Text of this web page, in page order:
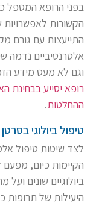
בפני הרופא המטפל
הקשורות לאפשרויות
התייעצות עם גורם
אלטרנטיביים נדמה
וגם לא מעט מידע
רופא יסייע בבחינת
ההחלטות.
טיפול ביולוגי
לצד שיטות טיפול
הקיימות כיום,
ביולוגיים שונים
היעילות של תרופות